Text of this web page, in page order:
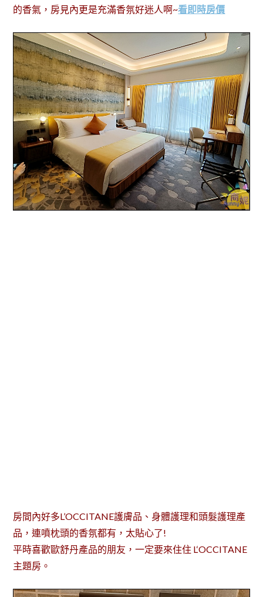
的香氣，房見內更是充滿香氛好迷人啊~看即時房價
房間內好多L’OCCITANE護膚品、身體護理和頭髮護理產
品，連噴枕頭的香氛都有，太貼心了!
平時喜歡歐舒丹產品的朋友，一定要來住住 L‘OCCITANE
主題房。